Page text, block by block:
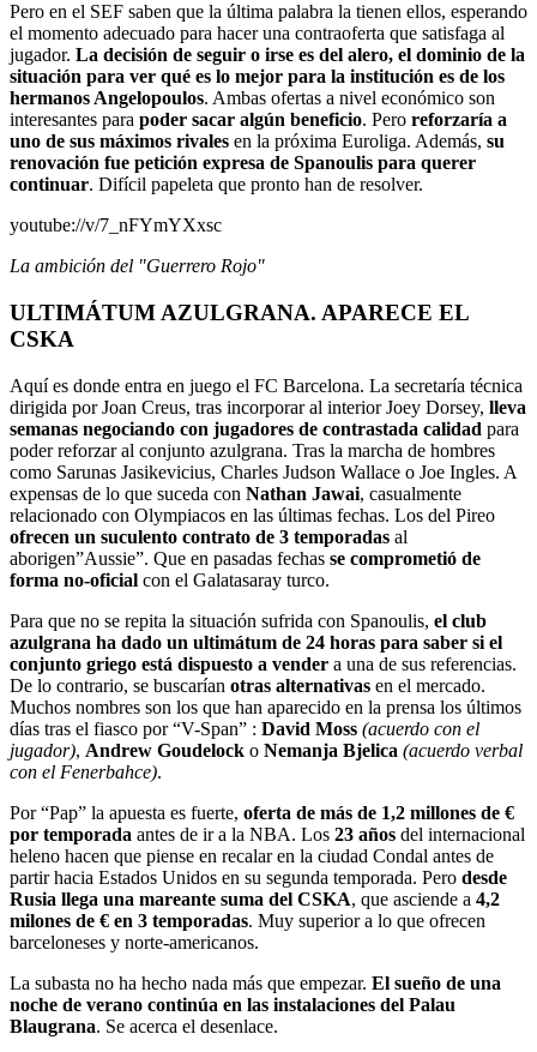
Pero en el SEF saben que la última palabra la tienen ellos, esperando
el momento adecuado para hacer una contraoferta que satisfaga al
jugador. La decisión de seguir o irse es del alero, el dominio de la
situación para ver qué es lo mejor para la institución es de los
hermanos Angelopoulos. Ambas ofertas a nivel económico son
interesantes para poder sacar algún beneficio. Pero reforzaría a
uno de sus máximos rivales en la próxima Euroliga. Además, su
renovación fue petición expresa de Spanoulis para querer
continuar. Difícil papeleta que pronto han de resolver.
youtube://v/7_nFYmYXxsc
La ambición del "Guerrero Rojo"
ULTIMÁTUM AZULGRANA. APARECE EL
CSKA
Aquí es donde entra en juego el FC Barcelona. La secretaría técnica
dirigida por Joan Creus, tras incorporar al interior Joey Dorsey, lleva
semanas negociando con jugadores de contrastada calidad para
poder reforzar al conjunto azulgrana. Tras la marcha de hombres
como Sarunas Jasikevicius, Charles Judson Wallace o Joe Ingles. A
expensas de lo que suceda con Nathan Jawai, casualmente
relacionado con Olympiacos en las últimas fechas. Los del Pireo
ofrecen un suculento contrato de 3 temporadas al
aborigen”Aussie”. Que en pasadas fechas se comprometió de
forma no-oficial con el Galatasaray turco.
Para que no se repita la situación sufrida con Spanoulis, el club
azulgrana ha dado un ultimátum de 24 horas para saber si el
conjunto griego está dispuesto a vender a una de sus referencias.
De lo contrario, se buscarían otras alternativas en el mercado.
Muchos nombres son los que han aparecido en la prensa los últimos
días tras el fiasco por “V-Span” : David Moss (acuerdo con el
jugador), Andrew Goudelock o Nemanja Bjelica (acuerdo verbal
con el Fenerbahce).
Por “Pap” la apuesta es fuerte, oferta de más de 1,2 millones de €
por temporada antes de ir a la NBA. Los 23 años del internacional
heleno hacen que piense en recalar en la ciudad Condal antes de
partir hacia Estados Unidos en su segunda temporada. Pero desde
Rusia llega una mareante suma del CSKA, que asciende a 4,2
milones de € en 3 temporadas. Muy superior a lo que ofrecen
barceloneses y norte-americanos.
La subasta no ha hecho nada más que empezar. El sueño de una
noche de verano continúa en las instalaciones del Palau
Blaugrana. Se acerca el desenlace.